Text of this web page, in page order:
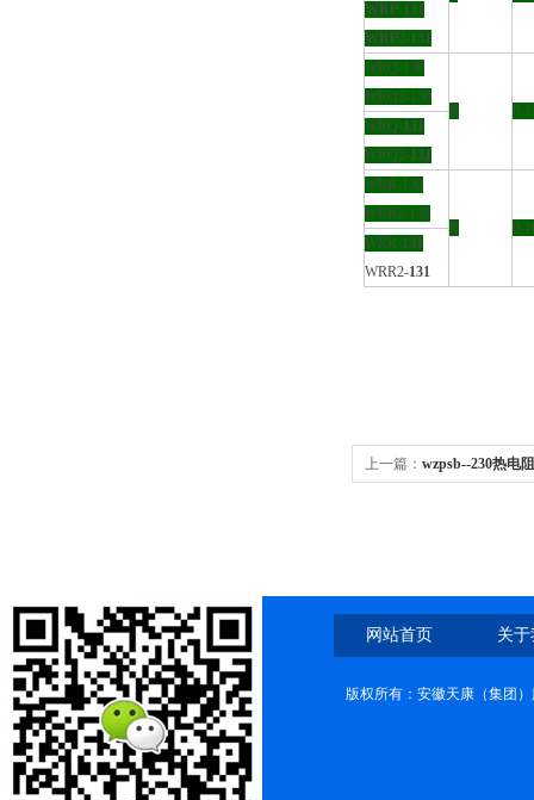
WRP-131
WRP2-131
WRQ-130
WRQ2-130
R
0-
WRQ-131
WRQ2-131
WRR-130
WRR2-130
B
0-
WRR-131
WRR2-131
上一篇： wzpsb--230热电
网站首页 关
版权所有：安徽天康（集团